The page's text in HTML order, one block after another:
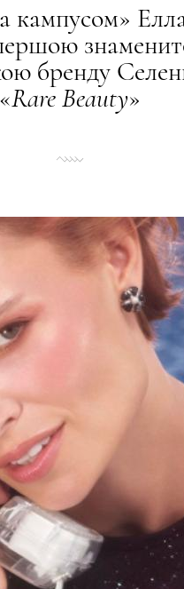
кампусом»
бренду
«RareBeauty»